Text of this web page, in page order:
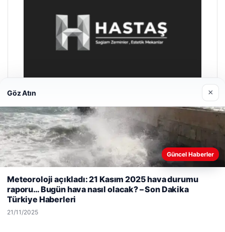
Hastaş Beton
26/05/2026
deneyiminizi kişiselleştirmek ve geliştirmek amacıyla çerezler
kullanıyoruz.Çerez Politikamız
Reddet
Göz Atın ×
Güncel Haberler
Meteoroloji açıkladı: 21 Kasım 2025 hava durumu
raporu… Bugün hava nasıl olacak? – Son Dakika
Türkiye Haberleri
21/11/2025